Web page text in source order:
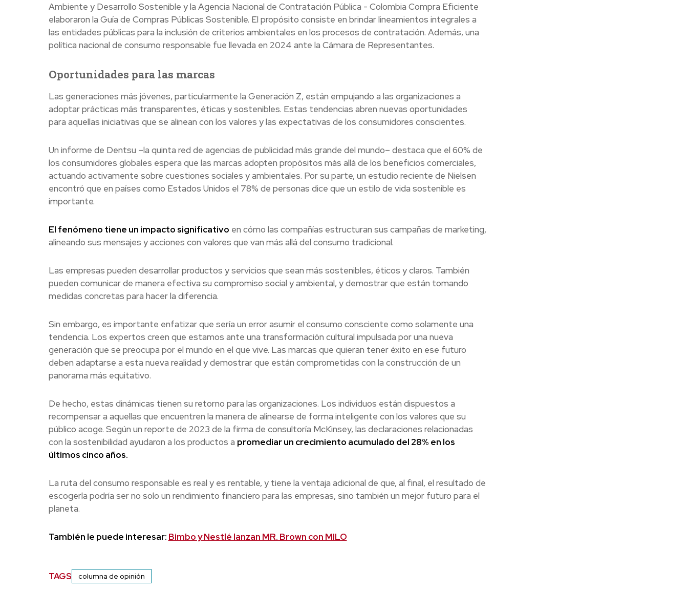
Ambiente y Desarrollo Sostenible y la Agencia Nacional de Contratación Pública - Colombia Compra Eficiente
elaboraron la Guía de Compras Públicas Sostenible. El propósito consiste en brindar lineamientos integrales a
las entidades públicas para la inclusión de criterios ambientales en los procesos de contratación. Además, una
política nacional de consumo responsable fue llevada en 2024 ante la Cámara de Representantes.
Oportunidades para las marcas
Las generaciones más jóvenes, particularmente la Generación Z, están empujando a las organizaciones a
adoptar prácticas más transparentes, éticas y sostenibles. Estas tendencias abren nuevas oportunidades
para aquellas iniciativas que se alinean con los valores y las expectativas de los consumidores conscientes.
Un informe de Dentsu –la quinta red de agencias de publicidad más grande del mundo– destaca que el 60% de
los consumidores globales espera que las marcas adopten propósitos más allá de los beneficios comerciales,
actuando activamente sobre cuestiones sociales y ambientales. Por su parte, un estudio reciente de Nielsen
encontró que en países como Estados Unidos el 78% de personas dice que un estilo de vida sostenible es
importante.
El fenómeno tiene un impacto significativo en cómo las compañías estructuran sus campañas de marketing,
alineando sus mensajes y acciones con valores que van más allá del consumo tradicional.
Las empresas pueden desarrollar productos y servicios que sean más sostenibles, éticos y claros. También
pueden comunicar de manera efectiva su compromiso social y ambiental, y demostrar que están tomando
medidas concretas para hacer la diferencia.
Sin embargo, es importante enfatizar que sería un error asumir el consumo consciente como solamente una
tendencia. Los expertos creen que estamos ante una transformación cultural impulsada por una nueva
generación que se preocupa por el mundo en el que vive. Las marcas que quieran tener éxito en ese futuro
deben adaptarse a esta nueva realidad y demostrar que están comprometidas con la construcción de un
panorama más equitativo.
De hecho, estas dinámicas tienen su retorno para las organizaciones. Los individuos están dispuestos a
recompensar a aquellas que encuentren la manera de alinearse de forma inteligente con los valores que su
público acoge. Según un reporte de 2023 de la firma de consultoría McKinsey, las declaraciones relacionadas
con la sostenibilidad ayudaron a los productos a promediar un crecimiento acumulado del 28% en los
últimos cinco años.
La ruta del consumo responsable es real y es rentable, y tiene la ventaja adicional de que, al final, el resultado de
escogerla podría ser no solo un rendimiento financiero para las empresas, sino también un mejor futuro para el
planeta.
También le puede interesar: Bimbo y Nestlé lanzan MR. Brown con MILO
TAGS columna de opinión